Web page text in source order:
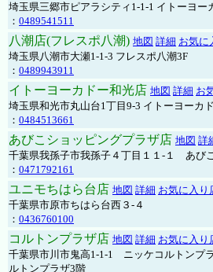
埼玉県三郷市ピアラシティ1-1-1 イトーヨー
： 0489541511
八潮店(フレスポ八潮) 地図 詳細 お気に
埼玉県八潮市大瀬1-1-3 フレスポ八潮3F
： 0489943911
イトーヨーカドー和光店 地図 詳細 お
埼玉県和光市丸山台1丁目9-3 イトーヨーカ
： 0484513661
あびこショッピングプラザ店 地図 詳
千葉県我孫子市我孫子４丁目１１-１ あび
： 0471792161
ユニモちはら台店 地図 詳細 お気に入り
千葉県市原市ちはら台西３-４
： 0436760100
コルトンプラザ店 地図 詳細 お気に入り
千葉県市川市鬼高1-1-1 ニッケコルトンプ
ルトンプラザ3階